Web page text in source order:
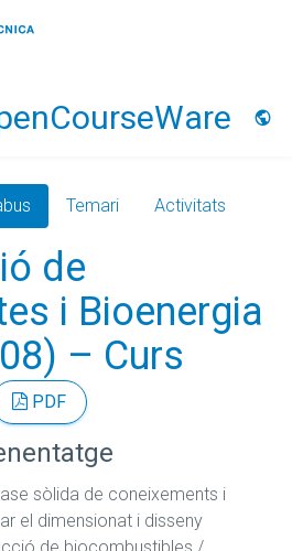
Temari Activitats
de
i Bioenergia
– Curs
PDF
sòlida de coneixements i
el dimensionat i disseny